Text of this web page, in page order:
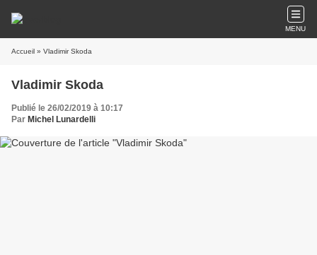
MENU
Accueil » Vladimir Skoda
Vladimir Skoda
Publié le 26/02/2019 à 10:17
Par Michel Lunardelli